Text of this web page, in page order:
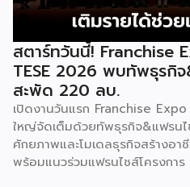
สตาร์ทวันนี้! Franchise
TESE 2026 พบทัพธุรกิ
สะพัด 220 ลบ.
เปิดงานวันแรก Franchise
ใหญ่จัดเต็มด้วยทัพธุรกิจ&แฟรน
ศักยภาพและโมเดลธุรกิจสร้างอา
พร้อมแนวร่วมแฟรนไชส์โครงกา